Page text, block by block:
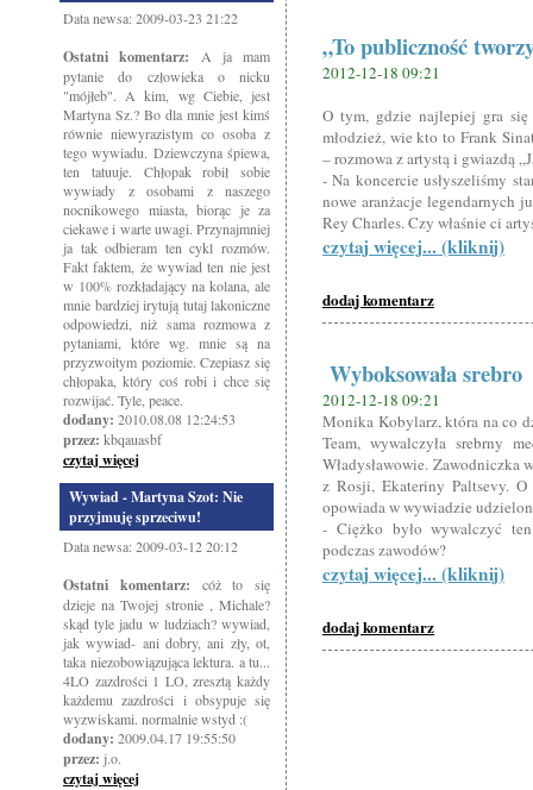
Data newsa: 2009-03-23 21:22
Ostatni komentarz: A ja mam
pytanie do człowieka o nicku
"mójłeb". A kim, wg Ciebie, jest
Martyna Sz.? Bo dla mnie jest kimś
równie niewyrazistym co osoba z
tego wywiadu. Dziewczyna śpiewa,
ten tatuuje. Chłopak robił sobie
wywiady z osobami z naszego
nocnikowego miasta, biorąc je za
ciekawe i warte uwagi. Przynajmniej
ja tak odbieram ten cykl rozmów.
Fakt faktem, że wywiad ten nie jest
w 100% rozkładający na kolana, ale
mnie bardziej irytują tutaj lakoniczne
odpowiedzi, niż sama rozmowa z
pytaniami, które wg. mnie są na
przyzwoitym poziomie. Czepiasz się
chłopaka, który coś robi i chce się
rozwijać. Tyle, peace.
dodany: 2010.08.08 12:24:53
przez: kbqauasbf
czytaj więcej
Wywiad - Martyna Szot: Nie
przyjmuję sprzeciwu!
Data newsa: 2009-03-12 20:12
Ostatni komentarz: cóż to się
dzieje na Twojej stronie , Michale?
skąd tyle jadu w ludziach? wywiad,
jak wywiad- ani dobry, ani zły, ot,
taka niezobowiązująca lektura. a tu...
4LO zazdrości 1 LO, zresztą każdy
każdemu zazdrości i obsypuje się
wyzwiskami. normalnie wstyd :(
dodany: 2009.04.17 19:55:50
przez: j.o.
czytaj więcej
„To publiczność
2012-12-18 09:21
O tym, gdzie najlepiej gra się
młodzież, wie kto to Frank
– rozmowa z artystą i gwiazdą
- Na koncercie usłyszeliśmy
nowe aranżacje legendarnych
Rey Charles. Czy właśnie ci
czytaj więcej... (kliknij)
dodaj komentarz
Wyboksowała srebro
2012-12-18 09:21
Monika Kobylarz, która na co
Team, wywalczyła srebrny
Władysławowie. Zawodniczka
z Rosji, Ekateriny Paltsevy.
opowiada w wywiadzie
- Ciężko było wywalczyć
podczas zawodów?
czytaj więcej... (kliknij)
dodaj komentarz